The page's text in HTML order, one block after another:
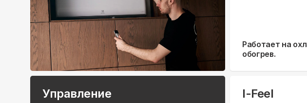
Работает на
обогрев.
Управление I-Feel